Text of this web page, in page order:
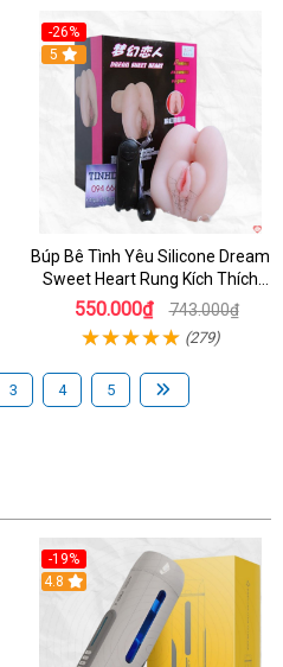
-26%
Hot
5
Búp Bê Tình Yêu Silicone Dream
Sweet Heart Rung Kích Thích
Mua
550.000₫ 743.000₫
(279)
3 4 5
-19%
Hot
4.8